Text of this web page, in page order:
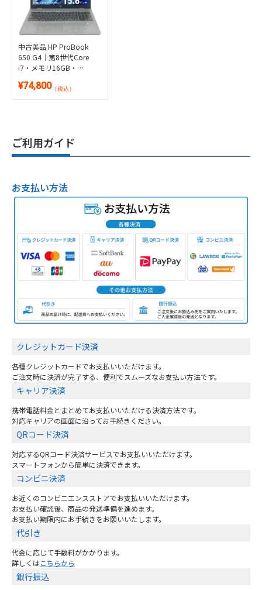
中古美品 HP ProBook
650 G4｜第8世代Core
i7・メモリ16GB・
ー搭載｜Windows 11・
Microsoft Office 2024付き
¥74,800（税込）
ご利用ガイド
お支払い方法
クレジットカード決済
各種クレジットカードでお支払いいただけます。
ご注文時に決済が完了する、便利でスムーズなお支払い方法です。
キャリア決済
携帯電話料金とまとめてお支払いいただける決済方法です。
対応キャリアの画面に沿ってお手続きください。
QRコード決済
対応するQRコード決済サービスでお支払いいただけます。
スマートフォンから簡単に決済できます。
コンビニ決済
お近くのコンビニエンスストアでお支払いいただけます。
お支払い確認後、商品の発送準備を進めます。
お支払い期限内にお手続きをお願いいたします。
代引き
代金に応じて手数料がかかります。
詳しくはこちらから
銀行振込